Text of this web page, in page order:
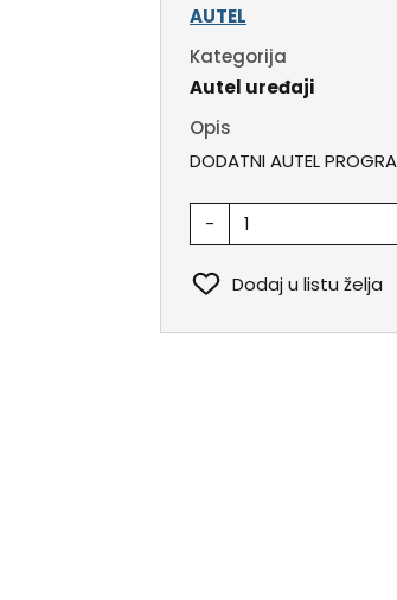
AUTEL
Kategorija
Autel uređaji
Opis
DODATNI AUTEL
-
Dodaj u listu želja